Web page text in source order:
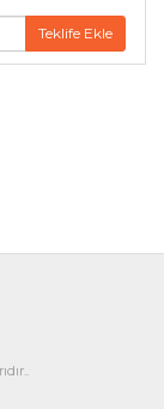
Teklife Ekle